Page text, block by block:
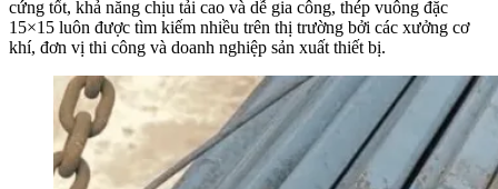
cứng tốt, khả năng chịu tải cao và dễ gia công, thép vuông đặc
15×15 luôn được tìm kiếm nhiều trên thị trường bởi các xưởng cơ
khí, đơn vị thi công và doanh nghiệp sản xuất thiết bị.